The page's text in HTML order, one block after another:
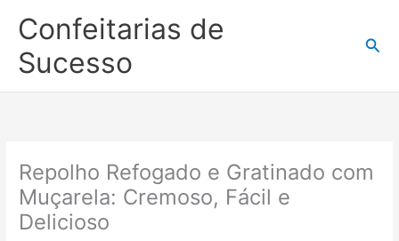
para
conteúdo
Confeitarias de
Sucesso
Repolho Refogado e Gratinado com
Muçarela: Cremoso, Fácil e
Delicioso